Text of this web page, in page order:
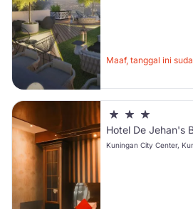
Maaf, tanggal ini
Hotel De Jehan's
Kuningan City Center,